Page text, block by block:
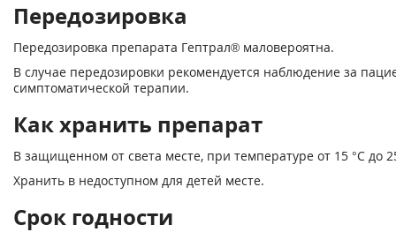
Передозировка
Передозировка препарата Гептрал® маловероятна.
В случае передозировки рекомендуется наблюдение за
симптоматической терапии.
Как хранить препарат
В защищенном от света месте, при температуре от 15 °С до
Хранить в недоступном для детей месте.
Срок годности